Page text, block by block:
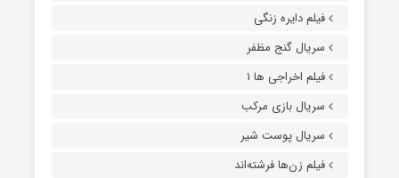
فیلم دایره زنگی
سریال گنج مظفر
فیلم اخراجی ها ۱
سریال بازی مرکب
سریال پوست شیر
فیلم زن‌ها فرشته‌اند